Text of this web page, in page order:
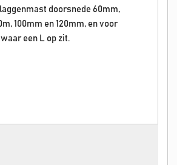
doorsnede 60mm,
100mm en 120mm, en voor
een L op zit.